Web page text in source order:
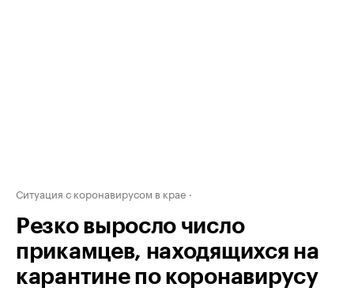
Ситуация с коронавирусом в крае
Резко выросло число
прикамцев, находящихся на
карантине по коронавирусу